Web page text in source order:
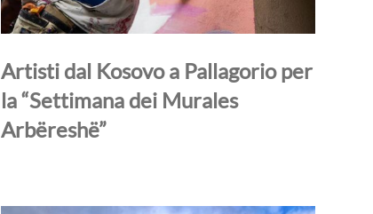
Artisti dal Kosovo a Pallagorio per
la “Settimana dei Murales
Arbëreshë”